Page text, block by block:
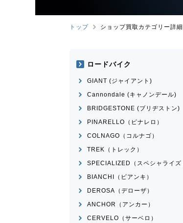
トップ ショップ買取カテゴリー詳細
ロードバイク
GIANT (ジャイアント)
Cannondale (キャノンデール)
BRIDGESTONE (ブリヂストン)
PINARELLO（ピナレロ）
COLNAGO（コルナゴ）
TREK（トレック）
SPECIALIZED（スペシャライズ
BIANCHI（ビアンキ）
DEROSA（デローザ）
ANCHOR（アンカー）
CERVELO（サーベロ）